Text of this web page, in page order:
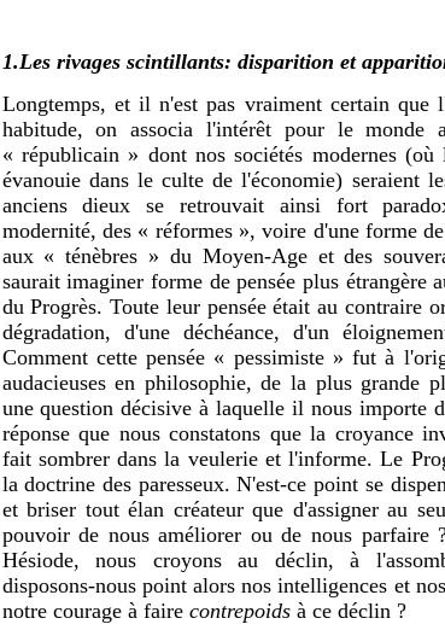
1.Les rivages scintillants: disparition et
Longtemps, et il n'est pas vraiment certain que
habitude, on associa l'intérêt pour le monde
« républicain » dont nos sociétés modernes (où
évanouie dans le culte de l'économie) seraient
anciens dieux se retrouvait ainsi fort
modernité, des « réformes », voire d'une forme
aux « ténèbres » du Moyen-Age et des
saurait imaginer forme de pensée plus étrangère
du Progrès. Toute leur pensée était au contraire
dégradation, d'une déchéance, d'un
Comment cette pensée « pessimiste » fut à
audacieuses en philosophie, de la plus grande
une question décisive à laquelle il nous importe
réponse que nous constatons que la croyance
fait sombrer dans la veulerie et l'informe. Le
la doctrine des paresseux. N'est-ce point se
et briser tout élan créateur que d'assigner au
pouvoir de nous améliorer ou de nous parfaire
Hésiode, nous croyons au déclin, à
disposons-nous point alors nos intelligences et
notre courage à faire contrepoidsà ce déclin ?